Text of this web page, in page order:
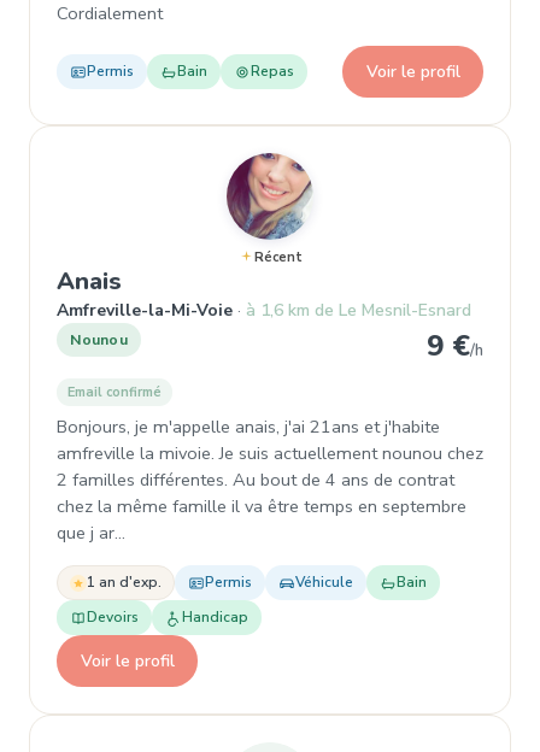
Cordialement
Permis Bain Repas Voir le profil
Récent
Anais
Amfreville-la-Mi-Voie à 1,6 km de Le Mesnil-Esnard
Nounou 9 €/h
Email confirmé
Bonjours, je m'appelle anais, j'ai 21ans et j'habite
amfreville la mivoie. Je suis actuellement nounou chez
2 familles différentes. Au bout de 4 ans de contrat
chez la même famille il va être temps en septembre
que j ar…
1 an d'exp. Permis Véhicule
Bain
Devoirs
Handicap
Voir le profil